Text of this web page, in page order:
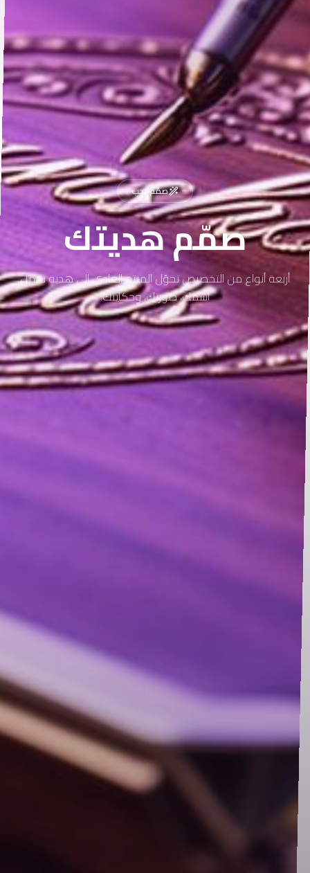
صمّم بحب
صمّم هديتك
أربعة أنواع من التخصيص تحوّل المنتج العادي إلى هدية تحمل
اسمك، صورتك، وحكايتك.